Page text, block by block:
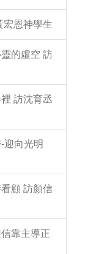
宏恩神學生
的虛空 訪
訪沈育丞
迎向光明
顧 訪顏信
靠主導正